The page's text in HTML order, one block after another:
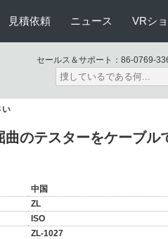
見積依頼 ニュース VRシ
セールス＆サポート： 86-0769-
い
のテスターをケーブル
中国
ZL
ISO
ZL-1027